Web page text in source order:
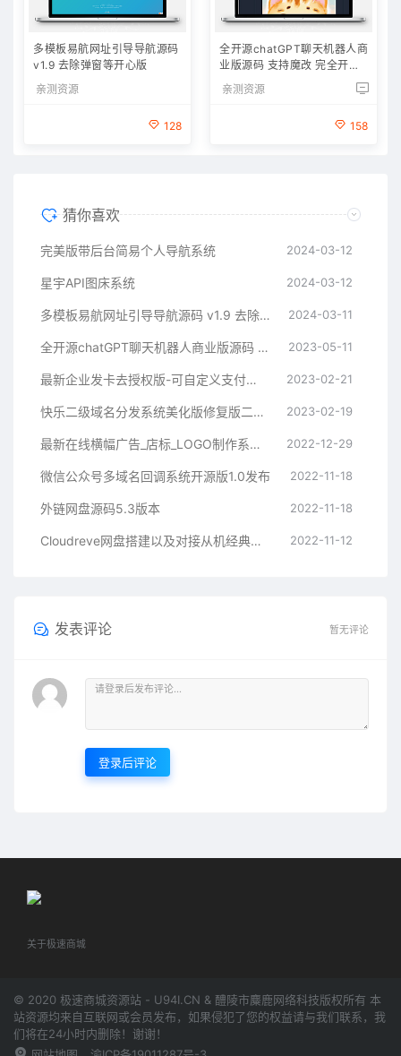
多模板易航网址引导导航源码
v1.9 去除弹窗等开心版
亲测资源
128
全开源chatGPT聊天机器人商
业版源码 支持魔改 完全开放
源代码
亲测资源
158
猜你喜欢
完美版带后台简易个人导航系统 2024-03-12
星宇API图床系统 2024-03-12
多模板易航网址引导导航源码 v1.9 去除弹窗等开心版 2024-03-11
全开源chatGPT聊天机器人商业版源码 支持魔改 完全开放源代码 2023-05-11
最新企业发卡去授权版-可自定义支付接口 2023-02-21
快乐二级域名分发系统美化版修复版二开版 2023-02-19
最新在线横幅广告_店标_LOGO制作系统源码本地接口版 2022-12-29
微信公众号多域名回调系统开源版1.0发布 2022-11-18
外链网盘源码5.3版本 2022-11-18
Cloudreve网盘搭建以及对接从机经典教程 2022-11-12
发表评论 暂无评论
登录后评论
关于极速商城
© 2020 极速商城资源站 - U94I.CN & 醴陵市麋鹿网络科技版权所有 本
站资源均来自互联网或会员发布，如果侵犯了您的权益请与我们联系，我
们将在24小时内删除！谢谢！